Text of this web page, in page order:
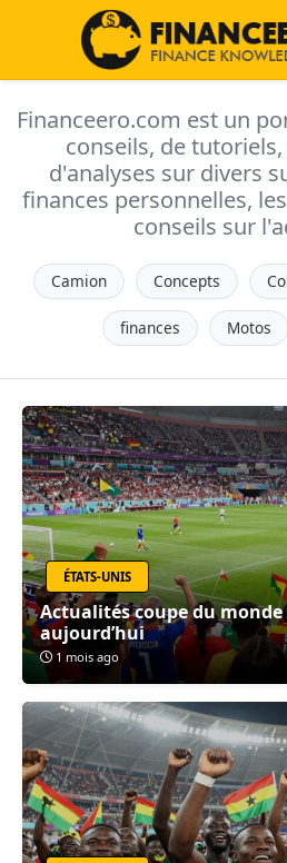
Financeero.com est un
conseils, de
d'analyses sur divers
finances personnelles,
conseils sur
Camion Concepts
finances Motos
ÉTATS-UNIS
Actualités coupe du
aujourd’hui
1 mois ago